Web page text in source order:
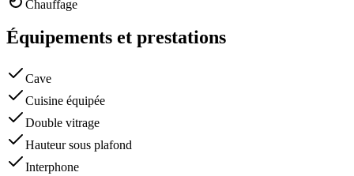
Chauffage
Équipements et prestations
Cave
Cuisine équipée
Double vitrage
Hauteur sous plafond
Interphone